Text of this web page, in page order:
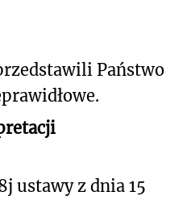
Państwo
ustawy z dnia 15